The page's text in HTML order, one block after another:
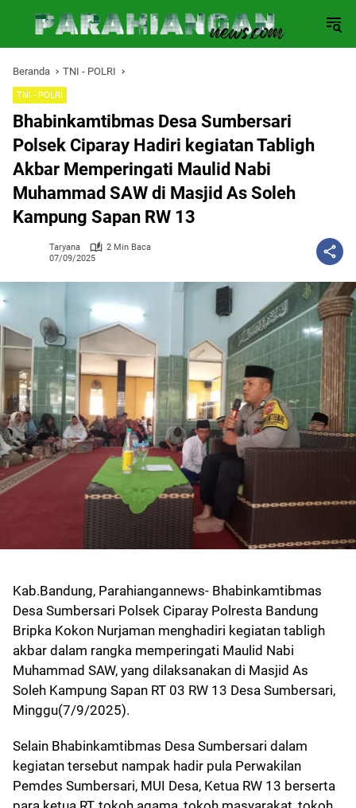
Beranda TNI - POLRI
TNI - POLRI
Bhabinkamtibmas Desa Sumbersari
Polsek Ciparay Hadiri kegiatan Tabligh
Akbar Memperingati Maulid Nabi
Muhammad SAW di Masjid As Soleh
Kampung Sapan RW 13
Taryana
2 Min Baca
07/09/2025
Kab.Bandung, Parahiangannews- Bhabinkamtibmas
Desa Sumbersari Polsek Ciparay Polresta Bandung
Bripka Kokon Nurjaman menghadiri kegiatan tabligh
akbar dalam rangka memperingati Maulid Nabi
Muhammad SAW, yang dilaksanakan di Masjid As
Soleh Kampung Sapan RT 03 RW 13 Desa Sumbersari,
Minggu(7/9/2025).
Selain Bhabinkamtibmas Desa Sumbersari dalam
kegiatan tersebut nampak hadir pula Perwakilan
Pemdes Sumbersari, MUI Desa, Ketua RW 13 berserta